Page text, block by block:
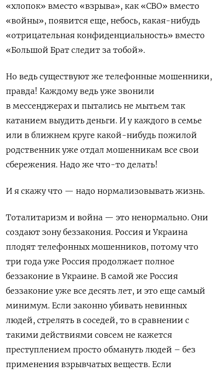
«хлопок» вместо «взрыва», как «СВО» вместо
«войны», появится еще, небось, какая-нибудь
«отрицательная конфиденциальность» вместо
«Большой Брат следит за тобой».
Но ведь существуют же телефонные мошенники,
правда! Каждому ведь уже звонили
в мессенджерах и пытались не мытьем так
катанием выудить деньги. И у каждого в семье
или в ближнем круге какой-нибудь пожилой
родственник уже отдал мошенникам все свои
сбережения. Надо же что-то делать!
И я скажу что — надо нормализовывать жизнь.
Тоталитаризм и война — это ненормально. Они
создают зону беззакония. Россия и Украина
плодят телефонных мошенников, потому что
три года уже Россия продолжает полное
беззаконие в Украине. В самой же Россия
беззаконие уже все десять лет, и это еще самый
минимум. Если законно убивать невинных
людей, стрелять в соседей, то в сравнении с
такими действиями совсем не кажется
преступлением просто обмануть людей – без
применения взрывчатых веществ. Если